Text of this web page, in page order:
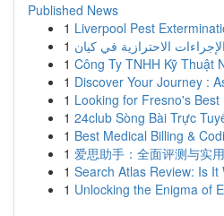
Published News
1 Liverpool Pest
1
1 Công Ty TNHH Kỹ Thuật
1 Discover Your Journey :
1 Looking for Fresno's
1 24club Sòng Bài Trực
1 Best Medical Billing &
1 爱思助手：全面评测与实
1 Search Atlas Review: Is It
1 Unlocking the Enigma of